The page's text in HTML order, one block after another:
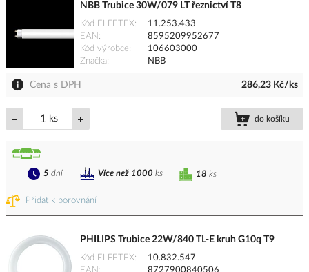
NBB Trubice 30W/079 LT řeznictví T8
Kód ELFETEX
11.253.433
EAN
8595209952677
Kód výrobce
106603000
Značka
NBB
Cena s DPH 286,23 Kč/ks
ks do košíku
Přidat k porovnání
18 ks
5 dní Více než 1000 ks
PHILIPS Trubice 22W/840 TL-E kruh G10q T9
Kód ELFETEX
10.832.547